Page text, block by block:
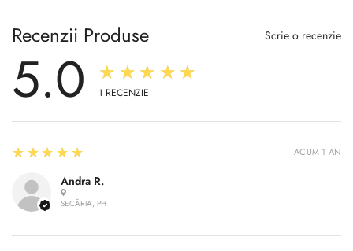
Recenzii Produse Scrie o recenzie
5.0 ★★★★★
1 RECENZIE
Andra R.
SECĂRIA, PH
5
★★★★★ ACUM 1 AN